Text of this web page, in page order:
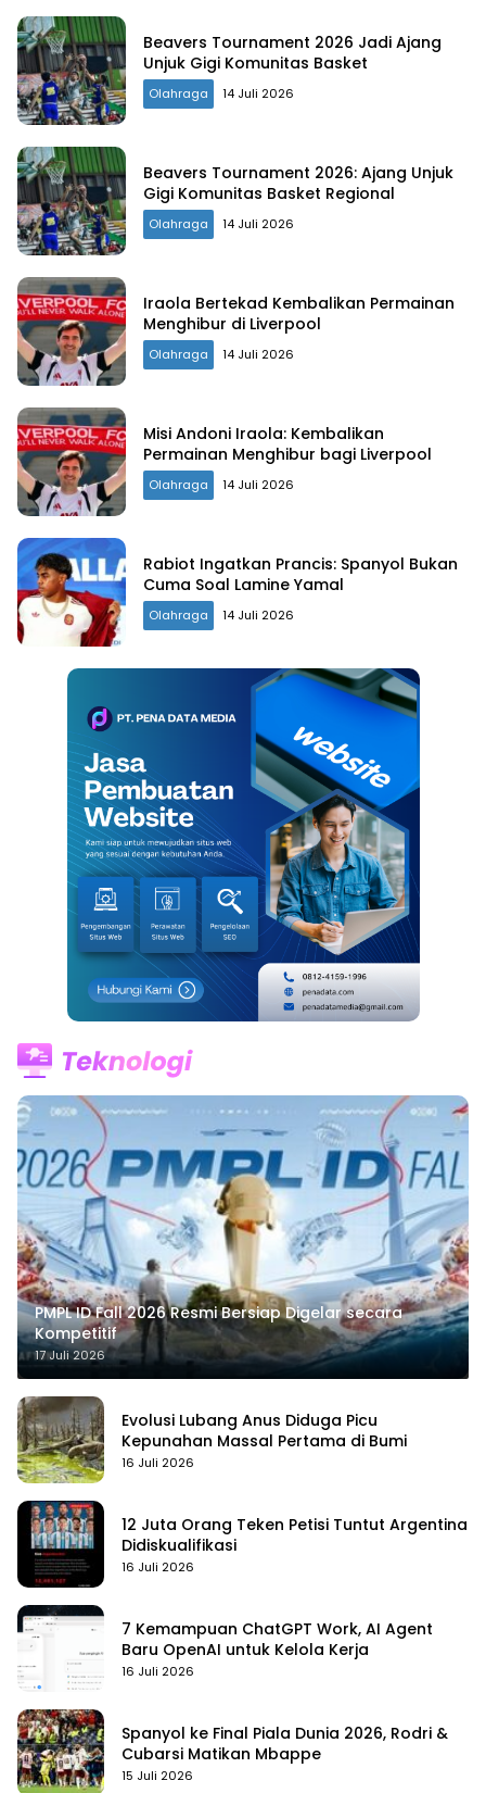
Beavers Tournament 2026 Jadi Ajang
Unjuk Gigi Komunitas Basket
Olahraga 14 Juli 2026
Beavers Tournament 2026: Ajang Unjuk
Gigi Komunitas Basket Regional
Olahraga 14 Juli 2026
Iraola Bertekad Kembalikan Permainan
Menghibur di Liverpool
Olahraga 14 Juli 2026
Misi Andoni Iraola: Kembalikan
Permainan Menghibur bagi Liverpool
Olahraga 14 Juli 2026
Rabiot Ingatkan Prancis: Spanyol Bukan
Cuma Soal Lamine Yamal
Olahraga 14 Juli 2026
PMPL ID Fall 2026 Resmi Bersiap Digelar secara
Kompetitif
17 Juli 2026
Evolusi Lubang Anus Diduga Picu
Kepunahan Massal Pertama di Bumi
16 Juli 2026
12 Juta Orang Teken Petisi Tuntut Argentina
Didiskualifikasi
16 Juli 2026
7 Kemampuan ChatGPT Work, AI Agent
Baru OpenAI untuk Kelola Kerja
16 Juli 2026
Spanyol ke Final Piala Dunia 2026, Rodri &
Cubarsi Matikan Mbappe
15 Juli 2026